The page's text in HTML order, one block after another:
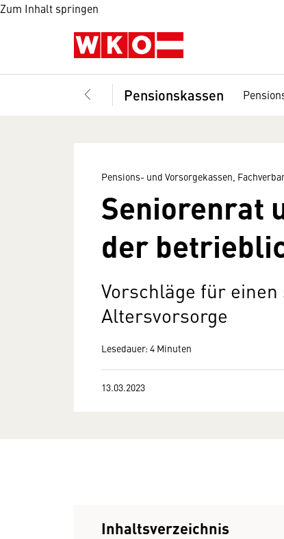
Zum Inhalt springen
Pensionskassen
Pensions- und Vorsorgekassen,
Seniorenrat
der
Vorschläge für
Altersvorsorge
Lesedauer: 4 Minuten
13.03.2023
Inhaltsverzeichnis